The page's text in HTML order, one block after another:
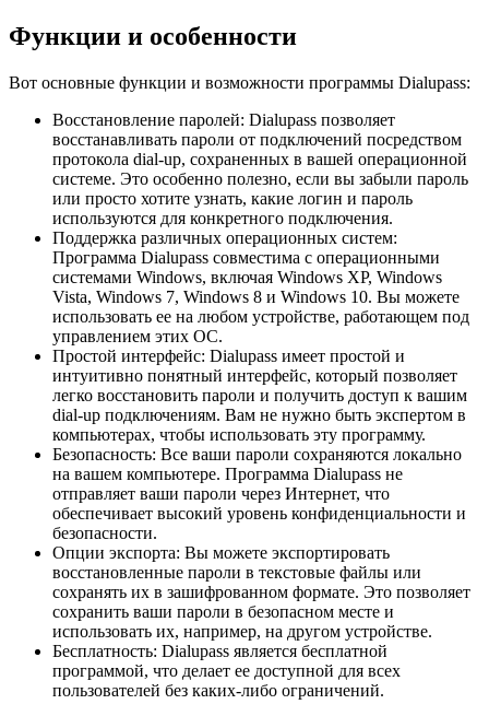
Функции и особенности
Вот основные функции и возможности программы Dialupass:
Восстановление паролей: Dialupass позволяет
восстанавливать пароли от подключений посредством
протокола dial-up, сохраненных в вашей операционной
системе. Это особенно полезно, если вы забыли пароль
или просто хотите узнать, какие логин и пароль
используются для конкретного подключения.
Поддержка различных операционных систем:
Программа Dialupass совместима с операционными
системами Windows, включая Windows XP, Windows
Vista, Windows 7, Windows 8 и Windows 10. Вы можете
использовать ее на любом устройстве, работающем под
управлением этих ОС.
Простой интерфейс: Dialupass имеет простой и
интуитивно понятный интерфейс, который позволяет
легко восстановить пароли и получить доступ к вашим
dial-up подключениям. Вам не нужно быть экспертом в
компьютерах, чтобы использовать эту программу.
Безопасность: Все ваши пароли сохраняются локально
на вашем компьютере. Программа Dialupass не
отправляет ваши пароли через Интернет, что
обеспечивает высокий уровень конфиденциальности и
безопасности.
Опции экспорта: Вы можете экспортировать
восстановленные пароли в текстовые файлы или
сохранять их в зашифрованном формате. Это позволяет
сохранить ваши пароли в безопасном месте и
использовать их, например, на другом устройстве.
Бесплатность: Dialupass является бесплатной
программой, что делает ее доступной для всех
пользователей без каких-либо ограничений.